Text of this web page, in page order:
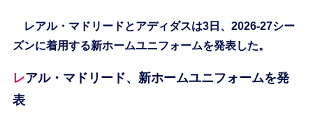
レアル・マドリードとアディダスは3日、2026-27シー
ズンに着用する新ホームユニフォームを発表した。
レアル・マドリード、新ホームユニフォームを発
表